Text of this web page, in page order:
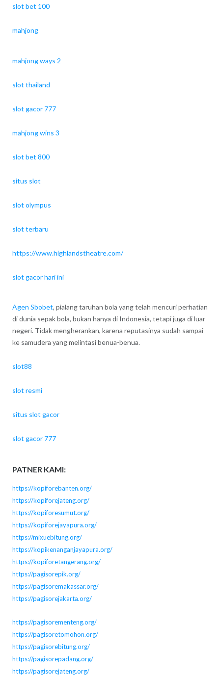
slot bet 100
mahjong
mahjong ways 2
slot thailand
slot gacor 777
mahjong wins 3
slot bet 800
situs slot
slot olympus
slot terbaru
https://www.highlandstheatre.com/
slot gacor hari ini
Agen Sbobet, pialang taruhan bola yang telah mencuri perhatian
di dunia sepak bola, bukan hanya di Indonesia, tetapi juga di luar
negeri. Tidak mengherankan, karena reputasinya sudah sampai
ke samudera yang melintasi benua-benua.
slot88
slot resmi
situs slot gacor
slot gacor 777
PATNER KAMI:
https://kopiforebanten.org/
https://kopiforejateng.org/
https://kopiforesumut.org/
https://kopiforejayapura.org/
https://mixuebitung.org/
https://kopikenanganjayapura.org/
https://kopiforetangerang.org/
https://pagisorepik.org/
https://pagisoremakassar.org/
https://pagisorejakarta.org/
https://pagisorementeng.org/
https://pagisoretomohon.org/
https://pagisorebitung.org/
https://pagisorepadang.org/
https://pagisorejateng.org/